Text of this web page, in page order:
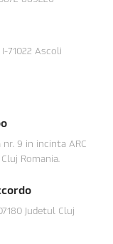
71022 Ascoli
nr. 9 in incinta ARC
Romania.
Judetul Cluj